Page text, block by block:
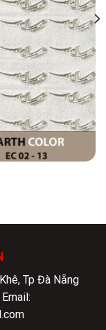
Tp Đà Nẵng
Email: